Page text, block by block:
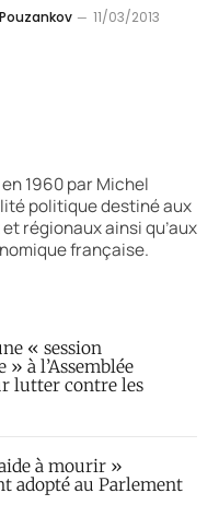
11/03/2013
1960 par Michel
politique destiné aux
régionaux ainsi qu’aux
française.
« session
à l’Assemblée
lutter contre les
à mourir »
adopté au Parlement